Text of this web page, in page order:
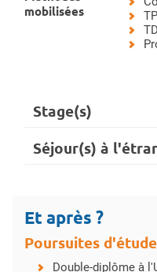
mobilisées
Stage(s)
Séjour(s) à
Et après ?
Poursuites
Double-diplôme à